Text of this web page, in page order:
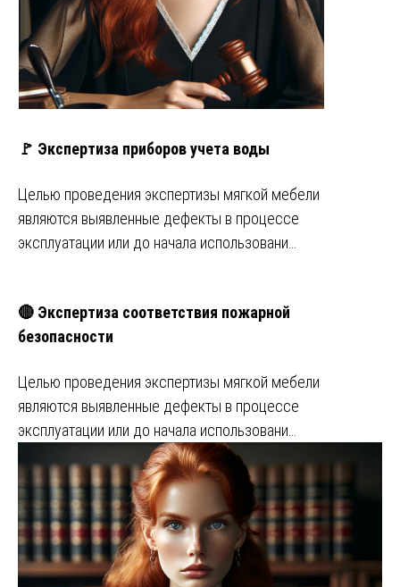
🚩 Экспертиза приборов учета воды
Целью проведения экспертизы мягкой мебели
являются выявленные дефекты в процессе
эксплуатации или до начала использовани…
🔴 Экспертиза соответствия пожарной
безопасности
Целью проведения экспертизы мягкой мебели
являются выявленные дефекты в процессе
эксплуатации или до начала использовани…